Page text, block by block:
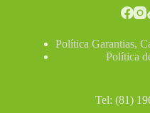
Política Garantias,
Política
Tel: (81)